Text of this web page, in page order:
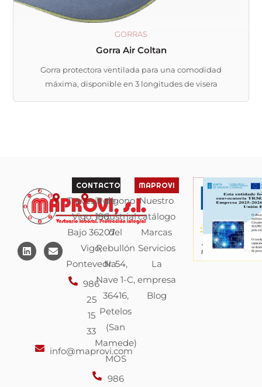
GORRAS
Gorra Air Coltan
Gorra protectora ventilada para una comodidad
máxima, disponible en 3 longitudes de visera
producto
L
i
E
n
CONTACTO
Travesía de
Vigo, 196,
Bajo 36207
Vigo,
Pontevedra
986
25
15
33
info@maprovi.com
Polígono
industrial
del
Rebullón
N. 54,
Nave 1-C,
36416,
Petelos
(San
Mamede)
MOS
986
MAPROVI
Nuestro
catálogo
Marcas
Servicios
La
empresa
Blog